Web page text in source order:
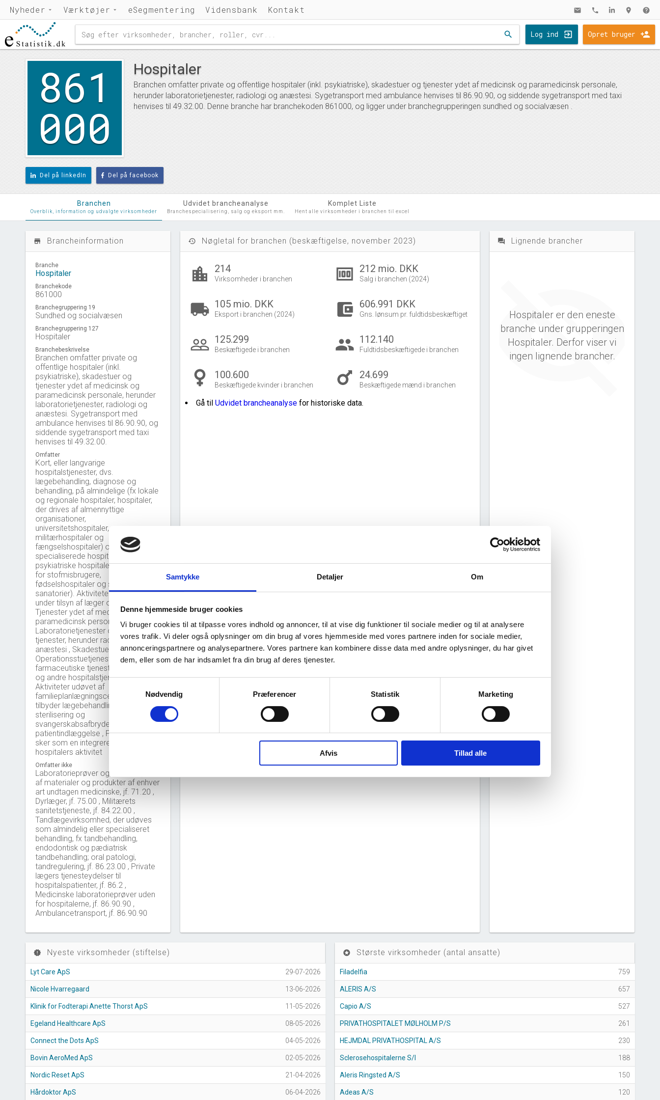
Samtykke Detaljer Om
Denne hjemmeside bruger cookies
Vi bruger cookies til at tilpasse vores indhold og annoncer, til at vise dig funktioner til sociale medier og til at analysere
vores trafik. Vi deler også oplysninger om din brug af vores hjemmeside med vores partnere inden for sociale medier,
annonceringspartnere og analysepartnere. Vores partnere kan kombinere disse data med andre oplysninger, du har givet
dem, eller som de har indsamlet fra din brug af deres tjenester.
Nødvendig
Præferencer Statistik Marketing
Afvis Tillad alle
Nyheder Værktøjer eSegmentering Vidensbank Kontakt mail phone location_on help
search Log ind Opret bruger
861
000
Hospitaler
Branchen omfatter private og offentlige hospitaler (inkl. psykiatriske), skadestuer og tjenester ydet af medicinsk og paramedicinsk personale,
herunder laboratorietjenester, radiologi og anæstesi. Sygetransport med ambulance henvises til 86.90.90, og siddende sygetransport med taxi
henvises til 49.32.00. Denne branche har branchekoden 861000, og ligger under branchegrupperingen sundhed og socialvæsen .
Del på linkedIn Del på facebook
Branchen
Overblik, information og udvalgte virksomheder
Udvidet brancheanalyse
Branchespecialisering, salg og eksport mm.
Komplet Liste
Hent alle virksomheder i branchen til excel
store_mall_directory Brancheinformation
Branche
Hospitaler
Branchekode
861000
Branchegruppering 19
Sundhed og socialvæsen
Branchegruppering 127
Hospitaler
Branchebeskrivelse
Branchen omfatter private og
offentlige hospitaler (inkl.
psykiatriske), skadestuer og
tjenester ydet af medicinsk og
paramedicinsk personale, herunder
laboratorietjenester, radiologi og
anæstesi. Sygetransport med
ambulance henvises til 86.90.90, og
siddende sygetransport med taxi
henvises til 49.32.00.
Omfatter
Kort, eller langvarige
hospitalstjenester, dvs.
lægebehandling, diagnose og
behandling, på almindelige (fx lokale
og regionale hospitaler, hospitaler,
der drives af almennyttige
organisationer,
universitetshospitaler,
militærhospitaler og
fængselshospitaler) og
specialiserede hospitaler (fx
psykiatriske hospitaler og hospitaler
for stofmisbrugere,
fødselshospitaler og specialiserede
sanatorier). Aktiviteterne udøves
under tilsyn af læger og omfatter: ,
Tjenester ydet af medicinsk og
paramedicinsk personale ,
Laboratorietjenester og tekniske
tjenester, herunder radiologi og
anæstesi , Skadestuer ,
Operationsstuetjenester,
farmaceutiske tjenester, forplejning
og andre hospitalstjenester ,
Aktiviteter udøvet af
familieplanlægningscentre, som
tilbyder lægebehandling som fx
sterilisering og
svangerskabsafbrydelse, med
patientindlæggelse , Forskning, der
sker som en integreret del af
hospitalers aktivitet
Omfatter ikke
Laboratorieprøver og undersøgelse
af materialer og produkter af enhver
art undtagen medicinske, jf. 71.20 ,
Dyrlæger, jf. 75.00 , Militærets
sanitetstjeneste, jf. 84.22.00 ,
Tandlægevirksomhed, der udøves
som almindelig eller specialiseret
behandling, fx tandbehandling,
endodontisk og pædiatrisk
tandbehandling; oral patologi,
tandregulering, jf. 86.23.00 , Private
lægers tjenesteydelser til
hospitalspatienter, jf. 86.2 ,
Medicinske laboratorieprøver uden
for hospitalerne, jf. 86.90.90 ,
Ambulancetransport, jf. 86.90.90
history Nøgletal for branchen (beskæftigelse, november 2023)
location_city 214
Virksomheder i branchen money 212 mio. DKK
Salg i branchen (2024)
local_shipping 105 mio. DKK
Eksport i branchen (2024) account_balance_wallet 606.991 DKK
Gns. lønsum pr. fuldtidsbeskæftiget
people_outline 125.299
Beskæftigede i branchen group 112.140
Fuldtidsbeskæftigede i branchen
100.600
Beskæftigede kvinder i branchen
24.699
Beskæftigede mænd i branchen
Gå tilUdvidet brancheanalysefor historiske data.
2016 2017 2018 2019 2020 2021 2022 2023 2024 2025 2026
30
40
question_answer Lignende brancher
Hospitaler er den eneste
branche under grupperingen
Hospitaler. Derfor viser vi
ingen lignende brancher.
new_releases Nyeste virksomheder (stiftelse)
Lyt Care ApS 29-07-2026
Nicole Hvarregaard 13-06-2026
Klinik for Fodterapi Anette Thorst ApS 11-05-2026
Egeland Healthcare ApS 08-05-2026
Connect the Dots ApS 04-05-2026
Bovin AeroMed ApS 02-05-2026
Nordic Reset ApS 21-04-2026
Hårdoktor ApS 06-04-2026
stars Største virksomheder (antal ansatte)
Filadelfia 759
ALERIS A/S 657
Capio A/S 527
PRIVATHOSPITALET MØLHOLM P/S 261
HEJMDAL PRIVATHOSPITAL A/S 230
Sclerosehospitalerne S/I 188
Aleris Ringsted A/S 150
Adeas A/S 120